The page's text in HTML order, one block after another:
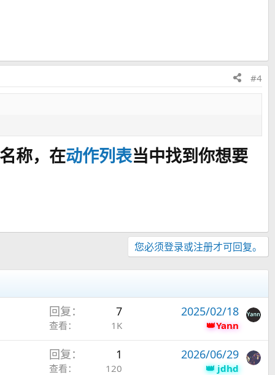
#4
称，在动作列表当中找到你想要
您必须登录或注册才可回复。
回复 7
查看 1K
2025/02/18
Yann
回复 1
查看 120
2026/06/29
jdhd